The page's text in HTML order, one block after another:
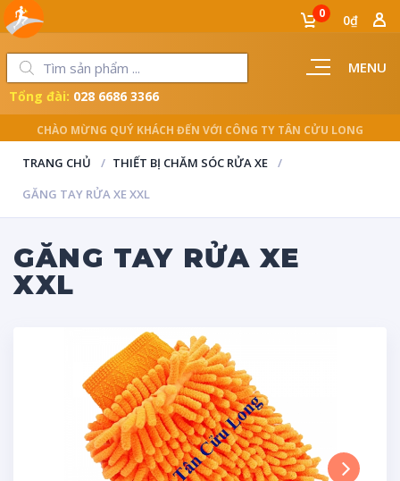
MENU
0 0₫
LUÔN ĐỒNG HÀNH CÙNG NGƯỜI THỢ
Tổng đài: 028 6686 3366
TRANG CHỦ
THIẾT BỊ CHĂM SÓC RỬA XE
GĂNG TAY RỬA XE XXL
GĂNG TAY RỬA XE
XXL